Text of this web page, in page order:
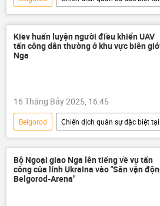
DNR
Nga
xung đột
Thế giới
Quân sự
Ukraina
Video
Bộ Quốc phòng Nga
Kiev huấn luyện người điều khiển UAV
tấn công dân thường ở khu vực biên
Nga
16 Tháng Bảy 2025, 16:45
Belgorod
Chiến dịch quân sự đặc biệt
Nga
Cuộc khủng hoảng ở Ukraina
UAV
Quân sự
Quân đội
xung đột
Kiev Video từ
Bộ Ngoại giao Nga lên tiếng về vụ tấn
công của lính Ukraina vào "Sân vận
Belgorod-Arena"